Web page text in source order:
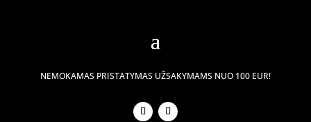
NEMOKAMAS PRISTATYMAS UŽSAKYMAMS NUO 100 EUR!